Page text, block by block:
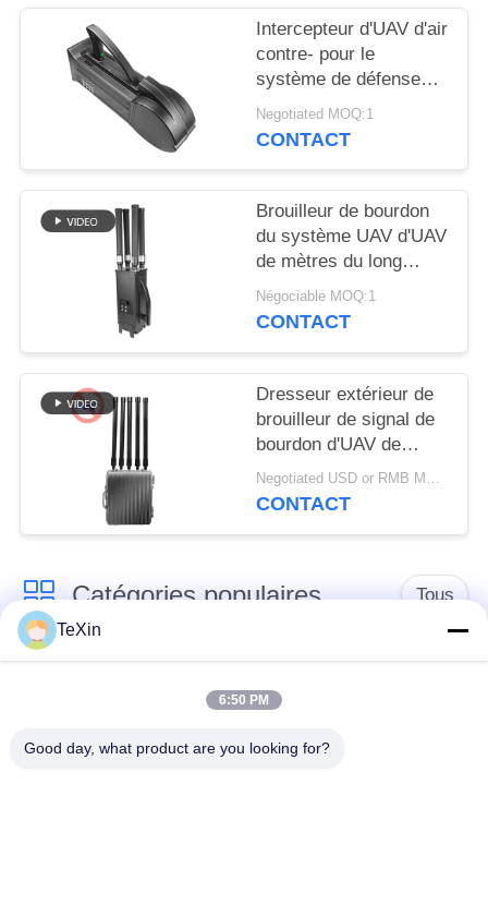
PLAN
POLICY
Intercepteur d'UAV d'air
contre- pour le
système de défense
aérien de tueur de
bourdon de WIFI5.8G
Negotiated MOQ:1
CONTACT
Brouilleur de bourdon
du système UAV d'UAV
de mètres du long
terme 1000-2000 anti
pour Mavic3 Mavic2
Négociable MOQ:1
CONTACT
Dresseur extérieur de
brouilleur de signal de
bourdon d'UAV de
longue portée de
connexion d'ordinateur
Negotiated USD or RMB MOQ:1
CONTACT
Catégories populaires Tous
Module de brouilleur
module de brouillage
de drone
Module de brouilleur
amplificateur de
TeXin
6:50 PM
Good day, what product are you looking for?